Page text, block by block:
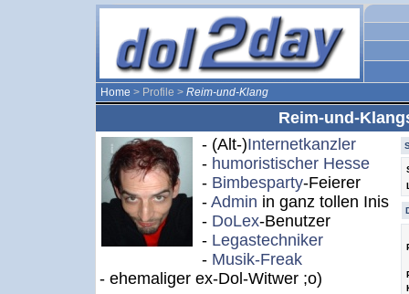
Home > Profile > Reim-und-Klang
Reim-und-
- (Alt-)Internetkanzler
- humoristischer Hesse
- Bimbesparty-Feierer
- Admin in ganz tollen Inis
- DoLex-Benutzer
- Legastechniker
- Musik-Freak
- ehemaliger ex-Dol-Witwer ;o)